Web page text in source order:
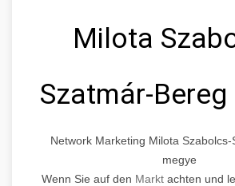
Milota
Szatmár-Bereg
Network Marketing Milota
megye
Wenn Sie auf den Markt achten und